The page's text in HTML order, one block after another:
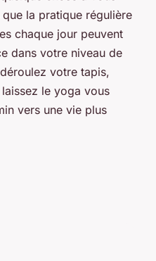
la pratique régulière
chaque jour peuvent
dans votre niveau de
votre tapis,
le yoga vous
vers une vie plus